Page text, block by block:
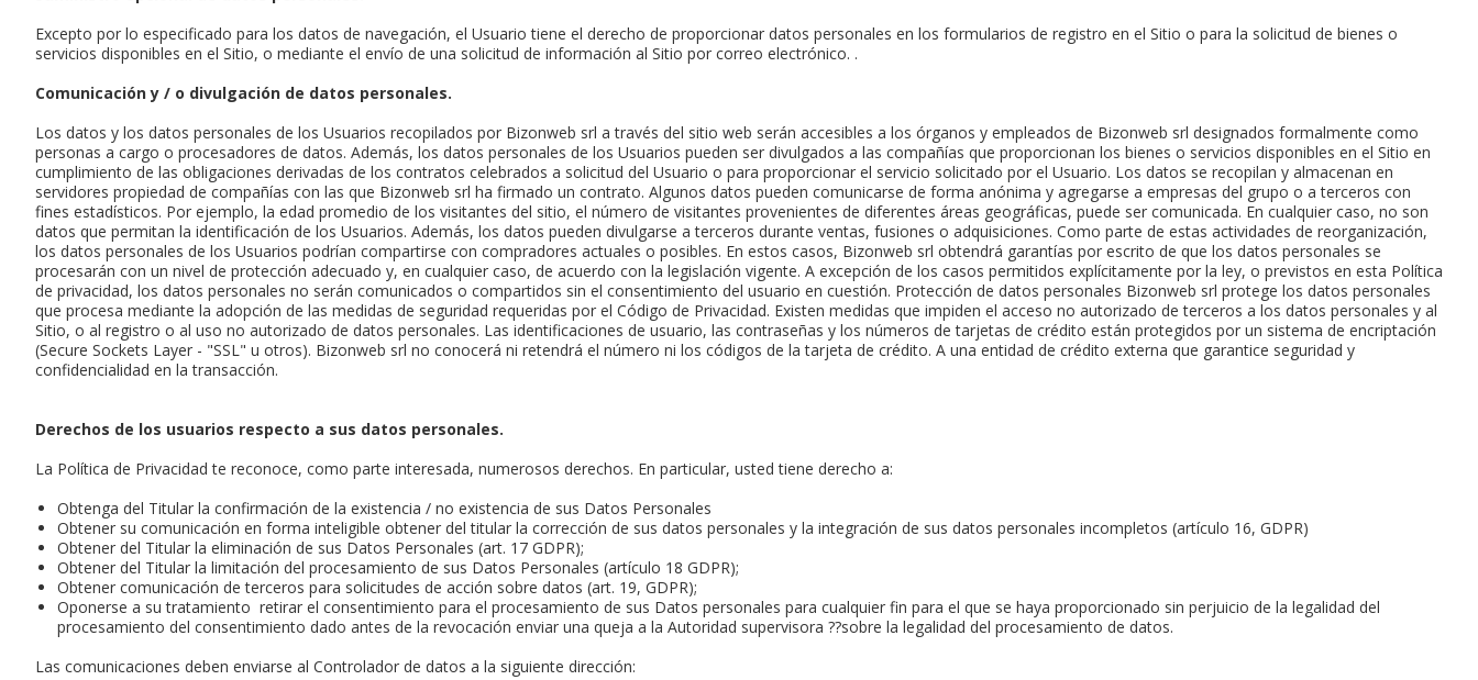
Excepto por lo especificado para los datos de navegación, el Usuario tiene el derecho de proporcionar datos personales en los formularios de registro en el Sitio o para la solicitud de bienes o
servicios disponibles en el Sitio, o mediante el envío de una solicitud de información al Sitio por correo electrónico. .
Comunicación y / o divulgación de datos personales.
Los datos y los datos personales de los Usuarios recopilados por Bizonweb srl a través del sitio web serán accesibles a los órganos y empleados de Bizonweb srl designados formalmente como
personas a cargo o procesadores de datos. Además, los datos personales de los Usuarios pueden ser divulgados a las compañías que proporcionan los bienes o servicios disponibles en el Sitio en
cumplimiento de las obligaciones derivadas de los contratos celebrados a solicitud del Usuario o para proporcionar el servicio solicitado por el Usuario. Los datos se recopilan y almacenan en
servidores propiedad de compañías con las que Bizonweb srl ha firmado un contrato. Algunos datos pueden comunicarse de forma anónima y agregarse a empresas del grupo o a terceros con
fines estadísticos. Por ejemplo, la edad promedio de los visitantes del sitio, el número de visitantes provenientes de diferentes áreas geográficas, puede ser comunicada. En cualquier caso, no son
datos que permitan la identificación de los Usuarios. Además, los datos pueden divulgarse a terceros durante ventas, fusiones o adquisiciones. Como parte de estas actividades de reorganización,
los datos personales de los Usuarios podrían compartirse con compradores actuales o posibles. En estos casos, Bizonweb srl obtendrá garantías por escrito de que los datos personales se
procesarán con un nivel de protección adecuado y, en cualquier caso, de acuerdo con la legislación vigente. A excepción de los casos permitidos explícitamente por la ley, o previstos en esta Política
de privacidad, los datos personales no serán comunicados o compartidos sin el consentimiento del usuario en cuestión. Protección de datos personales Bizonweb srl protege los datos personales
que procesa mediante la adopción de las medidas de seguridad requeridas por el Código de Privacidad. Existen medidas que impiden el acceso no autorizado de terceros a los datos personales y al
Sitio, o al registro o al uso no autorizado de datos personales. Las identificaciones de usuario, las contraseñas y los números de tarjetas de crédito están protegidos por un sistema de encriptación
(Secure Sockets Layer - "SSL" u otros). Bizonweb srl no conocerá ni retendrá el número ni los códigos de la tarjeta de crédito. A una entidad de crédito externa que garantice seguridad y
confidencialidad en la transacción.
Derechos de los usuarios respecto a sus datos personales.
La Política de Privacidad te reconoce, como parte interesada, numerosos derechos. En particular, usted tiene derecho a:
Obtenga del Titular la confirmación de la existencia / no existencia de sus Datos Personales
Obtener su comunicación en forma inteligible obtener del titular la corrección de sus datos personales y la integración de sus datos personales incompletos (artículo 16, GDPR)
Obtener del Titular la eliminación de sus Datos Personales (art. 17 GDPR);
Obtener del Titular la limitación del procesamiento de sus Datos Personales (artículo 18 GDPR);
Obtener comunicación de terceros para solicitudes de acción sobre datos (art. 19, GDPR);
Oponerse a su tratamiento retirar el consentimiento para el procesamiento de sus Datos personales para cualquier fin para el que se haya proporcionado sin perjuicio de la legalidad del
procesamiento del consentimiento dado antes de la revocación enviar una queja a la Autoridad supervisora ??sobre la legalidad del procesamiento de datos.
Las comunicaciones deben enviarse al Controlador de datos a la siguiente dirección: